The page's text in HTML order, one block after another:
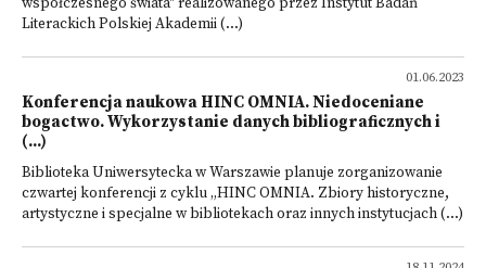
współczesnego świata" realizowanego przez Instytut Badań
Literackich Polskiej Akademii (...)
01.06.2023
Konferencja naukowa HINC OMNIA. Niedoceniane
bogactwo. Wykorzystanie danych bibliograficznych i
(...)
Biblioteka Uniwersytecka w Warszawie planuje zorganizowanie
czwartej konferencji z cyklu „HINC OMNIA. Zbiory historyczne,
artystyczne i specjalne w bibliotekach oraz innych instytucjach (...)